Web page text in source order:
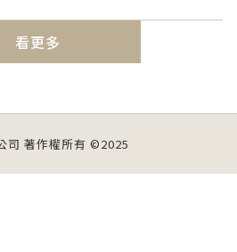
看更多
司 著作權所有 ©2025